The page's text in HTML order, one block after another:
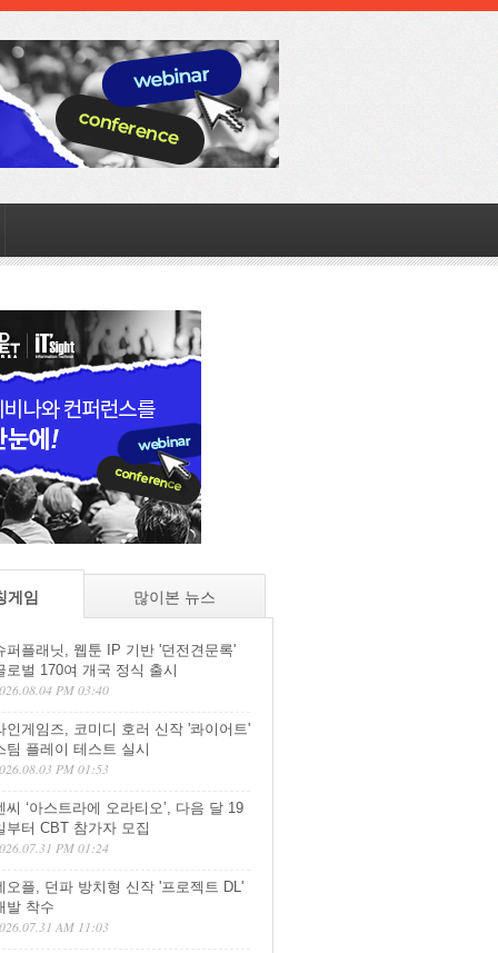
게임 많이본 뉴스
퍼플래닛, 웹툰 IP 기반 '던전견문록'
로벌 170여 개국 정식 출시
PM 03:40
인게임즈, 코미디 호러 신작 '콰이어트'
팀 플레이 테스트 실시
PM 01:53
씨 ‘아스트라에 오라티오’, 다음 달 19
부터 CBT 참가자 모집
PM 01:24
오플, 던파 방치형 신작 '프로젝트 DL'
발 착수
AM 11:03